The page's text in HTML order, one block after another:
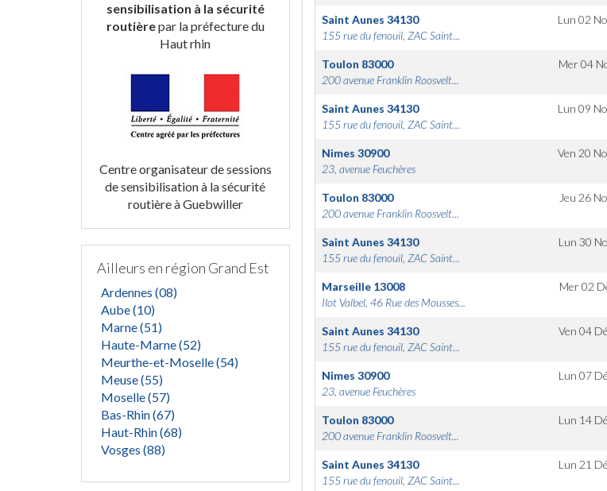
sensibilisation à la sécurité
routièrepar la préfecture du
Haut rhin
Centre organisateur de sessions
de sensibilisation à la sécurité
routière à Guebwiller
Ailleurs en région Grand Est
Ardennes (08)
Aube (10)
Marne (51)
Haute-Marne (52)
Meurthe-et-Moselle (54)
Meuse (55)
Moselle (57)
Bas-Rhin (67)
Haut-Rhin (68)
Vosges (88)
Saint Aunes 34130
155 rue du fenouil, ZAC Saint...
Lun 02
Toulon 83000
200 avenue Franklin Roosvelt...
Mer 04
Saint Aunes 34130
155 rue du fenouil, ZAC Saint...
Lun 09
Nimes 30900
23, avenue Feuchères
Ven 20
Toulon 83000
200 avenue Franklin Roosvelt...
Jeu 26
Saint Aunes 34130
155 rue du fenouil, ZAC Saint...
Lun 30
Marseille 13008
Ilot Valbel, 46 Rue des Mousses...
Mer 02
Saint Aunes 34130
155 rue du fenouil, ZAC Saint...
Ven 04
Nimes 30900
23, avenue Feuchères
Lun 07
Toulon 83000
200 avenue Franklin Roosvelt...
Lun 14
Saint Aunes 34130
155 rue du fenouil, ZAC Saint...
Lun 21